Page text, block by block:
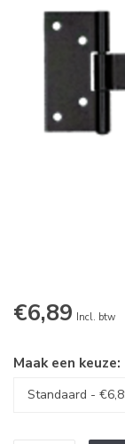
€6,89 Incl. btw
Maak een keuze: